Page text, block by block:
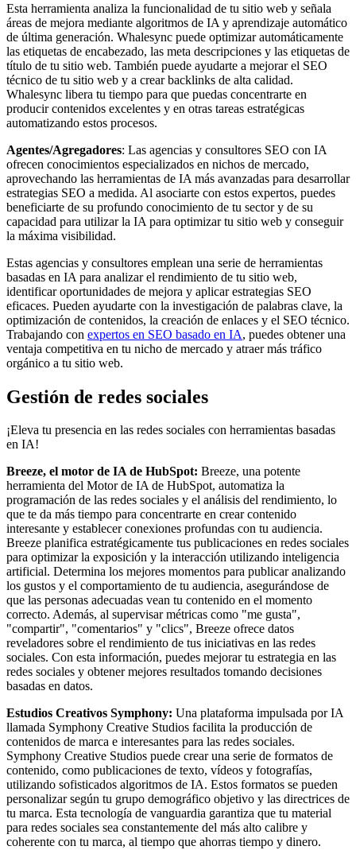
Esta herramienta analiza la funcionalidad de tu sitio web y señala
áreas de mejora mediante algoritmos de IA y aprendizaje automático
de última generación. Whalesync puede optimizar automáticamente
las etiquetas de encabezado, las meta descripciones y las etiquetas de
título de tu sitio web. También puede ayudarte a mejorar el SEO
técnico de tu sitio web y a crear backlinks de alta calidad.
Whalesync libera tu tiempo para que puedas concentrarte en
producir contenidos excelentes y en otras tareas estratégicas
automatizando estos procesos.
Agentes/Agregadores: Las agencias y consultores SEO con IA
ofrecen conocimientos especializados en nichos de mercado,
aprovechando las herramientas de IA más avanzadas para desarrollar
estrategias SEO a medida. Al asociarte con estos expertos, puedes
beneficiarte de su profundo conocimiento de tu sector y de su
capacidad para utilizar la IA para optimizar tu sitio web y conseguir
la máxima visibilidad.
Estas agencias y consultores emplean una serie de herramientas
basadas en IA para analizar el rendimiento de tu sitio web,
identificar oportunidades de mejora y aplicar estrategias SEO
eficaces. Pueden ayudarte con la investigación de palabras clave, la
optimización de contenidos, la creación de enlaces y el SEO técnico.
Trabajando con expertos en SEO basado en IA, puedes obtener una
ventaja competitiva en tu nicho de mercado y atraer más tráfico
orgánico a tu sitio web.
Gestión de redes sociales
¡Eleva tu presencia en las redes sociales con herramientas basadas
en IA!
Breeze, el motor de IA de HubSpot: Breeze, una potente
herramienta del Motor de IA de HubSpot, automatiza la
programación de las redes sociales y el análisis del rendimiento, lo
que te da más tiempo para concentrarte en crear contenido
interesante y establecer conexiones profundas con tu audiencia.
Breeze planifica estratégicamente tus publicaciones en redes sociales
para optimizar la exposición y la interacción utilizando inteligencia
artificial. Determina los mejores momentos para publicar analizando
los gustos y el comportamiento de tu audiencia, asegurándose de
que las personas adecuadas vean tu contenido en el momento
correcto. Además, al supervisar métricas como "me gusta",
"compartir", "comentarios" y "clics", Breeze ofrece datos
reveladores sobre el rendimiento de tus iniciativas en las redes
sociales. Con esta información, puedes mejorar tu estrategia en las
redes sociales y obtener mejores resultados tomando decisiones
basadas en datos.
Estudios Creativos Symphony: Una plataforma impulsada por IA
llamada Symphony Creative Studios facilita la producción de
contenidos de marca e interesantes para las redes sociales.
Symphony Creative Studios puede crear una serie de formatos de
contenido, como publicaciones de texto, vídeos y fotografías,
utilizando sofisticados algoritmos de IA. Estos formatos se pueden
personalizar según tu grupo demográfico objetivo y las directrices de
tu marca. Esta tecnología de vanguardia garantiza que tu material
para redes sociales sea constantemente del más alto calibre y
coherente con tu marca, al tiempo que ahorras tiempo y dinero.